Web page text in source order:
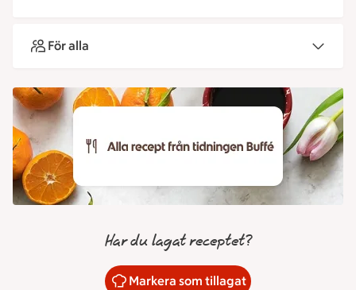
För alla
Har du lagat receptet?
Markera som tillagat